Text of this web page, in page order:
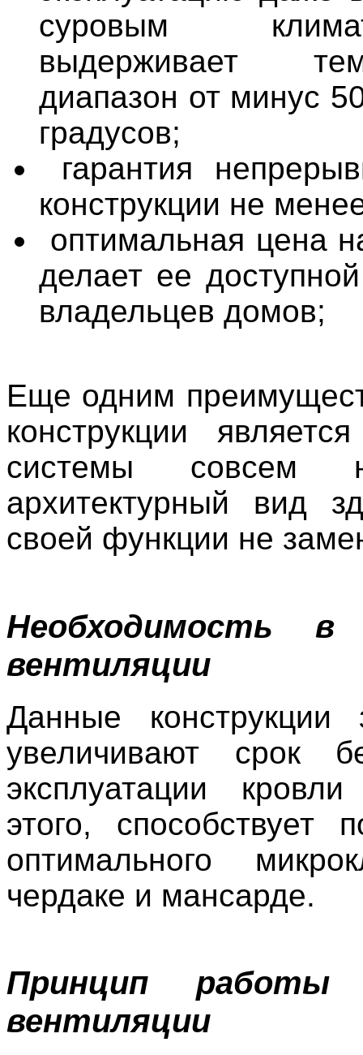
суровым
выдерживает
диапазон от минус
градусов;
гарантия
конструкции не
оптимальная цена
делает ее
владельцев домов;
Еще одним
конструкции
системы совсем
архитектурный вид
своей функции не
Необходимость в
вентиляции
Данные конструкции
увеличивают срок
эксплуатации
этого, способствует
оптимального
чердаке и мансарде.
Принцип работы
вентиляции